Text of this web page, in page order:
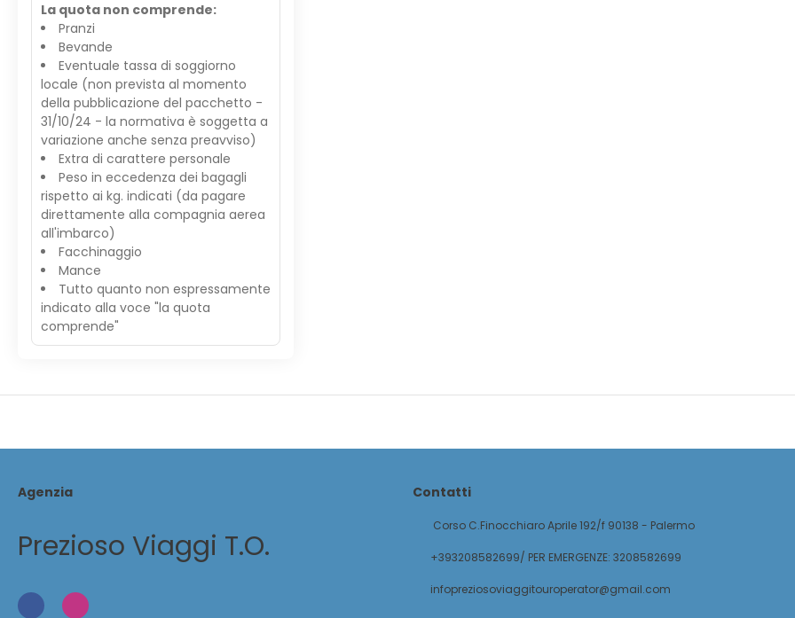
La quota non comprende:
Pranzi
Bevande
Eventuale tassa di soggiorno
locale (non prevista al momento
della pubblicazione del pacchetto -
31/10/24 - la normativa è soggetta a
variazione anche senza preavviso)
Extra di carattere personale
Peso in eccedenza dei bagagli
rispetto ai kg. indicati (da pagare
direttamente alla compagnia aerea
all'imbarco)
Facchinaggio
Mance
Tutto quanto non espressamente
indicato alla voce "la quota
comprende"
Agenzia
Prezioso Viaggi T.O.
Contatti
Corso C.Finocchiaro Aprile 192/f 90138 - Palermo
+393208582699/ PER EMERGENZE: 3208582699
infopreziosoviaggitouroperator@gmail.com